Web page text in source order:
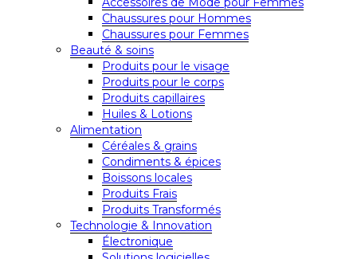
Chaussures pour Hommes
Chaussures pour Femmes
Beauté & soins
Produits pour le visage
Produits pour le corps
Produits capillaires
Huiles & Lotions
Alimentation
Céréales & grains
Condiments & épices
Boissons locales
Produits Frais
Produits Transformés
Technologie & Innovation
Électronique